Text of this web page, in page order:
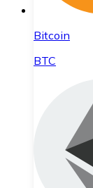
Bitcoin
BTC